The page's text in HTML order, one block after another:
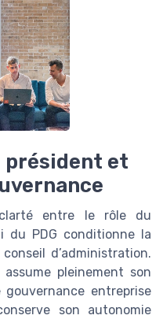
président et
entre le rôle du
du PDG conditionne la
d’administration.
pleinement son
entreprise
son autonomie